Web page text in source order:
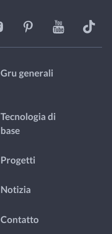
Gru generali
Tecnologia di
base
Progetti
Notizia
Contatto